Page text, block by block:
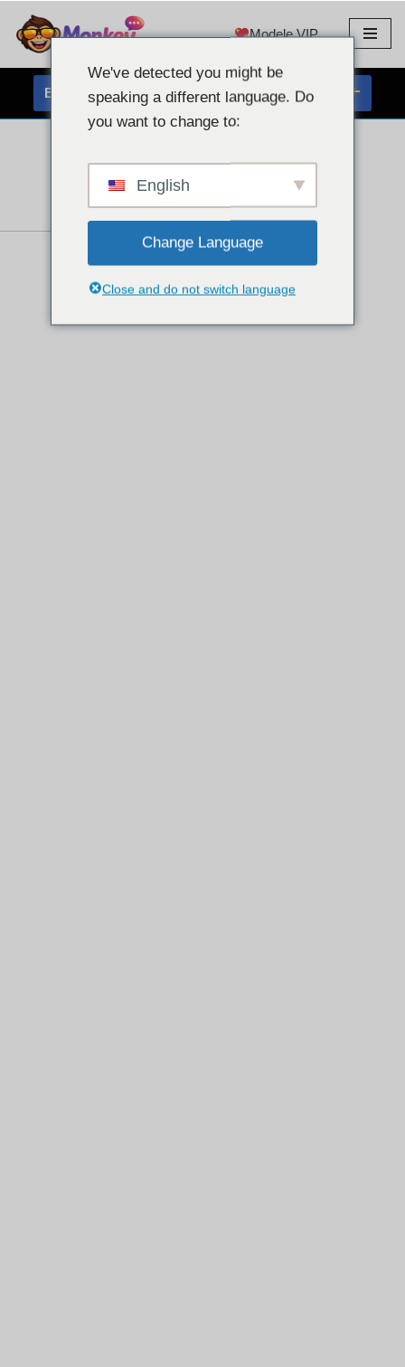
Przejdź
do
treści
Modele VIP
BEZPŁATNY CZAT Z KAMERĄ INTERNETOWĄ
We've detected you might be
speaking a different language. Do
you want to change to:
English
Change Language
Close and do not switch language